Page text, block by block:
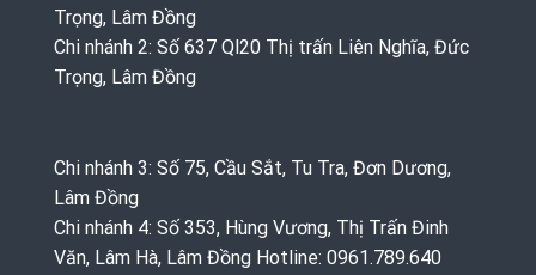
Trọng, Lâm Đồng
Chi nhánh 2: Số 637 Ql20 Thị trấn Liên Nghĩa, Đức
Trọng, Lâm Đồng
Chi nhánh 3: Số 75, Cầu Sắt, Tu Tra, Đơn Dương,
Lâm Đồng
Chi nhánh 4: Số 353, Hùng Vương, Thị Trấn Đinh
Văn, Lâm Hà, Lâm Đồng Hotline: 0961.789.640